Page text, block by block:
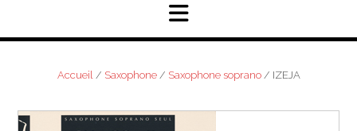
Accueil/ Saxophone/ Saxophone soprano/ IZEJA